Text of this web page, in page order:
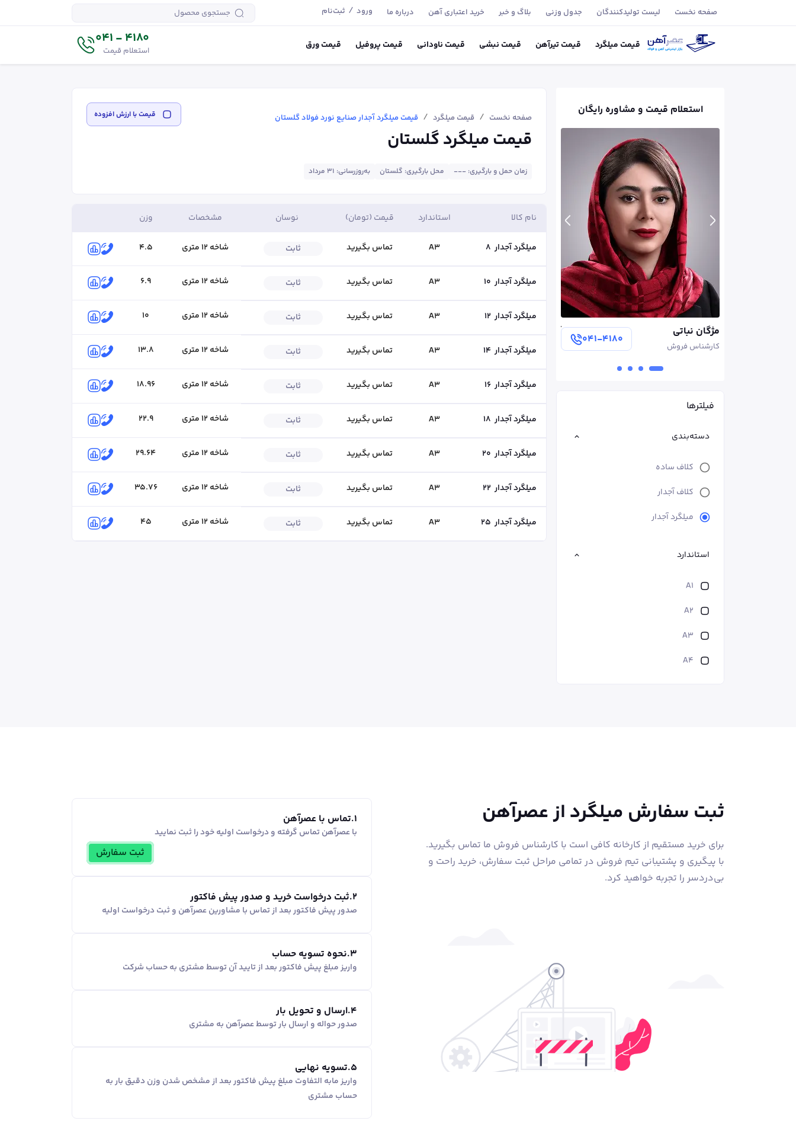
صفحه نخست لیست تولید‌کنندگان جدول وزنی بلاگ و خبر خرید اعتباری آهن درباره ما ورود / ثبت‌نام
قیمت میلگرد قیمتتیر‌آهن قیمت نبشی قیمت ناودانی قیمت پروفیل قیمتورق 4180 - 041
استعلام قیمت
استعلام قیمت و مشاوره رایگان
کارشناس فروش کارشناس فروش کارشناس فروش
۰۴۱-۴۱۸۰ آرمین سروی
مدير فروش
فیلترها
دسته‌بندی
کلاف ساده
کلاف آجدار
میلگرد آجدار
استاندارد
A1
A2
A3
A4
صفحه نخست / قیمت میلگرد / قیمت میلگرد آجدار صنایع نورد فولاد گلستان قیمت‌ با ارزش افزوده
قیمت میلگرد گلستان
زمان حمل و بارگیری: --- محل بارگیری: گلستان به‌روزرسانی: ۳۱ مرداد
نام کالا استاندارد قیمت (تومان) نوسان مشخصات وزن
میلگرد آجدار 8
A3 تماس بگیرید ثابت شاخه ۱۲ متری 4.5
میلگرد آجدار 10
A3 تماس بگیرید ثابت شاخه ۱۲ متری 6.9
میلگرد آجدار 12
A3 تماس بگیرید ثابت شاخه ۱۲ متری 10
میلگرد آجدار 14
A3 تماس بگیرید ثابت شاخه ۱۲ متری 13.8
میلگرد آجدار 16
A3 تماس بگیرید ثابت شاخه ۱۲ متری 18.96
میلگرد آجدار 18
A3 تماس بگیرید ثابت شاخه ۱۲ متری 22.9
میلگرد آجدار 20
A3 تماس بگیرید ثابت شاخه ۱۲ متری 29.64
میلگرد آجدار 22
A3 تماس بگیرید ثابت شاخه ۱۲ متری 35.76
میلگرد آجدار 25
A3 تماس بگیرید ثابت شاخه ۱۲ متری 45
ثبت سفارش میلگرد از عصرآهن
برای خرید مستقیم از کارخانه کافی است با کارشناس فروش ما تماس بگیرید.
با پیگیری و پشتیبانی تیم فروش در تمامی مراحل ثبت سفارش، خرید راحت و
بی‌دردسر را تجربه خواهید کرد.
1
.تماس با عصرآهن
با عصرآهن تماس گرفته و درخواست اولیه خود را ثبت نمایید
ثبت سفارش
2
.ثبت درخواست خرید و صدور پیش فاکتور
صدور پیش فاکتور بعد از تماس با مشاورین عصر‌آهن و ثبت درخواست اولیه
3
.نحوه تسویه حساب
واریز مبلغ پیش فاکتور بعد از تایید آن توسط مشتری به حساب شرکت
4
.ارسال و تحویل بار
صدور حواله و ارسال بار توسط عصرآهن به مشتری
5
.تسویه نهایی
واریز مابه التفاوت مبلغ پیش فاکتور بعد از مشخص شدن وزن دقیق بار به
حساب مشتری